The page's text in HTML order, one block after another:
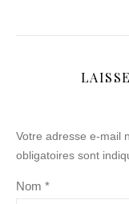
Votre adresse e-mail
obligatoires sont
Nom *